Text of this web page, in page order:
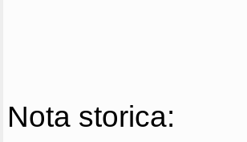
Nota storica: